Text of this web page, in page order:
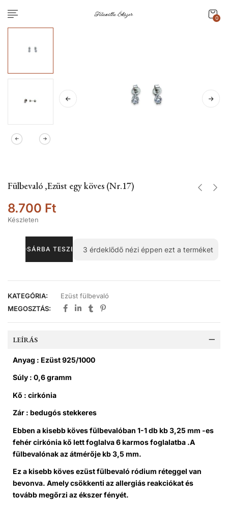
0
Fülbevaló ,Ezüst egy köves (Nr.17)
8.700 Ft
Készleten
KOSÁRBA TESZEM 3 érdeklődő nézi éppen ezt a terméket
KATEGÓRIA:
Ezüst fülbevaló
MEGOSZTÁS:
LEÍRÁS
Anyag : Ezüst 925/1000
Súly : 0,6 gramm
Kő : cirkónia
Zár : bedugós stekkeres
Ebben a kisebb köves fülbevalóban 1-1 db kb 3,25 mm -es
fehér cirkónia kő lett foglalva 6 karmos foglalatba .A
fülbevalónak az átmérője kb 3,5 mm.
Ez a kisebb köves ezüst fülbevaló ródium réteggel van
bevonva. Amely csökkenti az allergiás reakciókat és
tovább megőrzi az ékszer fényét.